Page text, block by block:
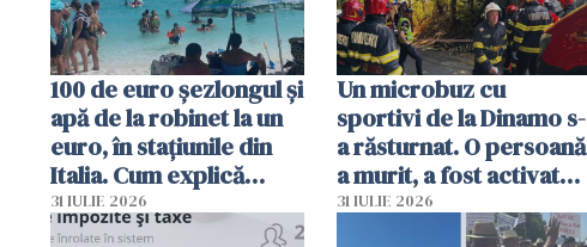
100 de euro șezlongul și
apă de la robinet la un
euro, în stațiunile din
Italia. Cum explică
autoritățile
31 IULIE 2026
Un microbuz cu
sportivi de la Dinamo s-
a răsturnat. O persoană
a murit, a fost activat
planul roșu de
31 IULIE 2026